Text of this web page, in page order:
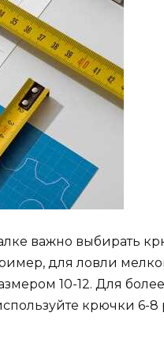
важно выбирать
для ловли
10-12. Для
крючки 6-8